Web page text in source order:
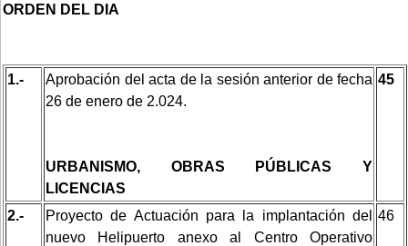
ORDEN DEL DIA
1.-
Aprobación del acta de la sesión anterior de fecha
26 de enero de 2.024.
URBANISMO, OBRAS PÚBLICAS Y
LICENCIAS
45
2.-
Proyecto de Actuación para la implantación del
nuevo Helipuerto anexo al Centro Operativo
46